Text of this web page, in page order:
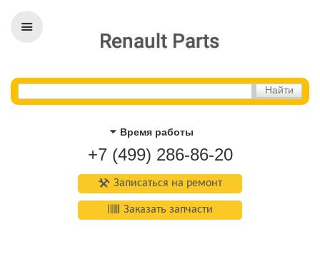
Время работы
+7 (499) 286-86-20
Записаться на ремонт
Заказать запчасти